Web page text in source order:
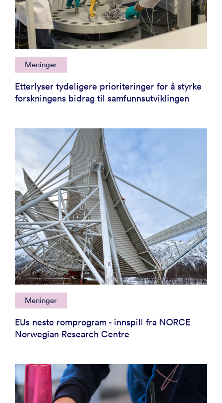
Meninger
Etterlyser tydeligere prioriteringer for å styrke
forskningens bidrag til samfunnsutviklingen
Meninger
EUs neste romprogram - innspill fra NORCE
Norwegian Research Centre